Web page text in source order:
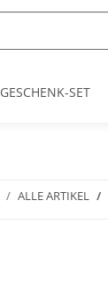
GESCHENK-SET
ALLE ARTIKEL